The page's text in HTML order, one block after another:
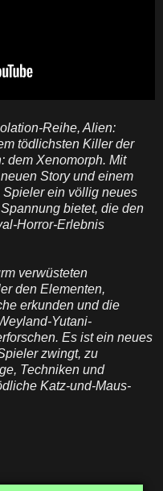
Reihe, Alien:
tödlichsten Killer der
dem Xenomorph. Mit
Story und einem
ein völlig neues
bietet, die den
Horror-Erlebnis
verwüsteten
den Elementen,
erkunden und die
Yutani-
Es ist ein neues
zwingt, zu
Techniken und
Katz-und-Maus-